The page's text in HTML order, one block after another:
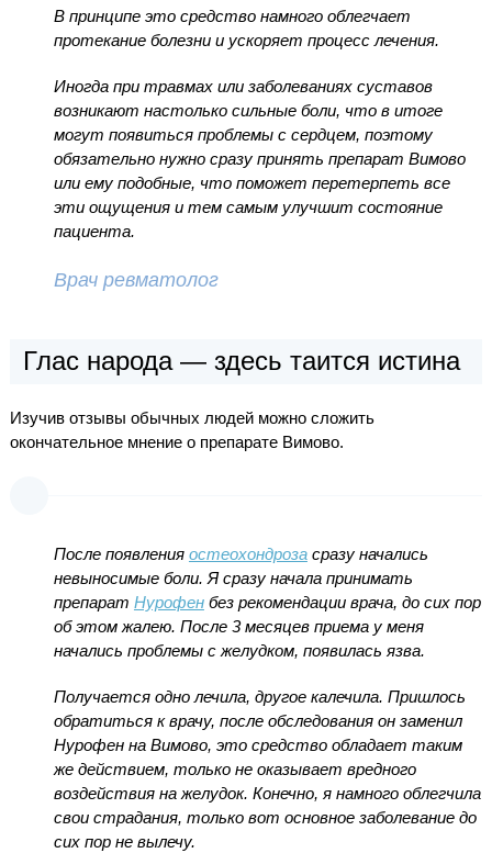
В принципе это средство намного облегчает
протекание болезни и ускоряет процесс лечения.
Иногда при травмах или заболеваниях суставов
возникают настолько сильные боли, что в итоге
могут появиться проблемы с сердцем, поэтому
обязательно нужно сразу принять препарат Вимово
или ему подобные, что поможет перетерпеть все
эти ощущения и тем самым улучшит состояние
пациента.
Врач ревматолог
Глас народа — здесь таится истина
Изучив отзывы обычных людей можно сложить
окончательное мнение о препарате Вимово.
После появления остеохондрозасразу начались
невыносимые боли. Я сразу начала принимать
препарат Нурофенбез рекомендации врача, до сих пор
об этом жалею. После 3 месяцев приема у меня
начались проблемы с желудком, появилась язва.
Получается одно лечила, другое калечила. Пришлось
обратиться к врачу, после обследования он заменил
Нурофен на Вимово, это средство обладает таким
же действием, только не оказывает вредного
воздействия на желудок. Конечно, я намного облегчила
свои страдания, только вот основное заболевание до
сих пор не вылечу.